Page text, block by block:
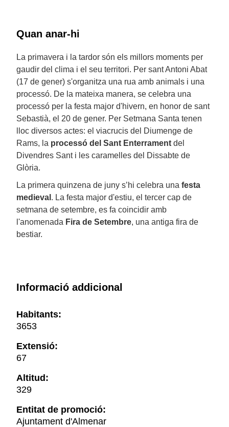
Quan anar-hi
La primavera i la tardor són els millors moments per
gaudir del clima i el seu territori. Per sant Antoni Abat
(17 de gener) s'organitza una rua amb animals i una
processó. De la mateixa manera, se celebra una
processó per la festa major d'hivern, en honor de sant
Sebastià, el 20 de gener. Per Setmana Santa tenen
lloc diversos actes: el viacrucis del Diumenge de
Rams, la processó del Sant Enterrament del
Divendres Sant i les caramelles del Dissabte de
Glòria.
La primera quinzena de juny s’hi celebra una festa
medieval . La festa major d'estiu, el tercer cap de
setmana de setembre, es fa coincidir amb
l'anomenada Fira de Setembre, una antiga fira de
bestiar.
Informació addicional
Habitants:
3653
Extensió:
67
Altitud:
329
Entitat de promoció:
Ajuntament d'Almenar